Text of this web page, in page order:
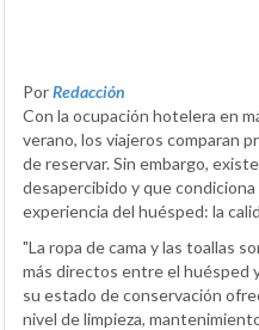
PorRedacción
Con la ocupación hotelera en
verano, los viajeros comparan
de reservar. Sin embargo,
desapercibido y que
experiencia del huésped: la
"La ropa de cama y las toallas
más directos entre el huésped
su estado de conservación
nivel de limpieza,